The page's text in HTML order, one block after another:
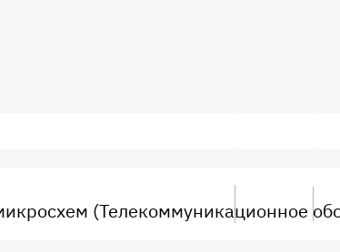
(Телекоммуникационное